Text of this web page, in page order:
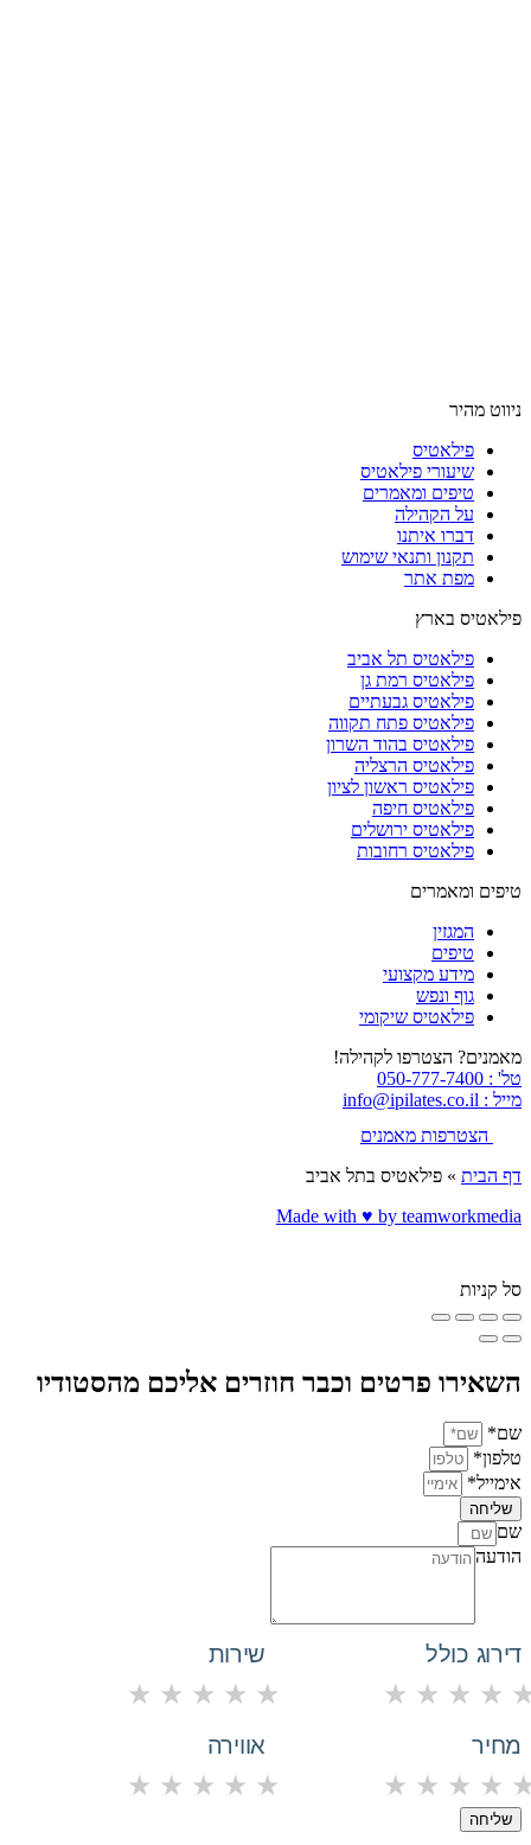
ניווט מהיר
פילאטיס
שיעורי פילאטיס
טיפים ומאמרים
על הקהילה
דברו איתנו
תקנון ותנאי שימוש
מפת אתר
פילאטיס בארץ
פילאטיס תל אביב
פילאטיס רמת גן
פילאטיס גבעתיים
פילאטיס פתח תקווה
פילאטיס בהוד השרון
פילאטיס הרצליה
פילאטיס ראשון לציון
פילאטיס חיפה
פילאטיס ירושלים
פילאטיס רחובות
טיפים ומאמרים
המגזין
טיפים
מידע מקצועי
גוף ונפש
פילאטיס שיקומי
מאמנים? הצטרפו לקהילה!
טל' : 050-777-7400
מייל : info@ipilates.co.il
הצטרפות מאמנים
דף הבית » פילאטיס בתל אביב
Made with ♥️ by teamworkmedia
סל קניות
השאירו פרטים וכבר חוזרים אליכם מהסטודיו
שם*
טלפון*
אימייל*
שליחה
שם
הודעה
דירוג כולל
★ ★ ★ ★
שירות
★ ★ ★ ★ ★
מחיר
★ ★ ★ ★
אווירה
★ ★ ★ ★ ★
שליחה